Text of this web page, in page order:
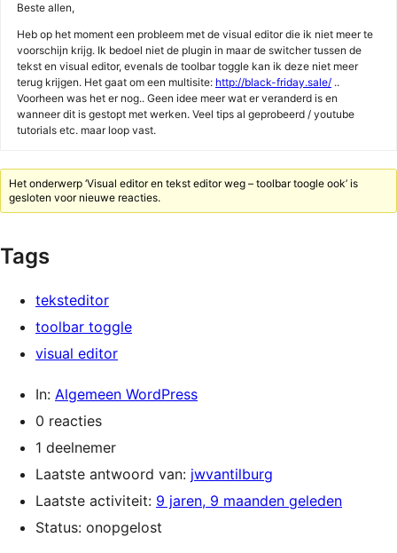
Beste allen,
Heb op het moment een probleem met de visual editor die ik niet meer te
voorschijn krijg. Ik bedoel niet de plugin in maar de switcher tussen de
tekst en visual editor, evenals de toolbar toggle kan ik deze niet meer
terug krijgen. Het gaat om een multisite: http://black-friday.sale/ ..
Voorheen was het er nog.. Geen idee meer wat er veranderd is en
wanneer dit is gestopt met werken. Veel tips al geprobeerd / youtube
tutorials etc. maar loop vast.
Het onderwerp ‘Visual editor en tekst editor weg – toolbar toogle ook’ is
gesloten voor nieuwe reacties.
Tags
teksteditor
toolbar toggle
visual editor
In: Algemeen WordPress
0 reacties
1 deelnemer
Laatste antwoord van: jwvantilburg
Laatste activiteit: 9 jaren, 9 maanden geleden
Status: onopgelost